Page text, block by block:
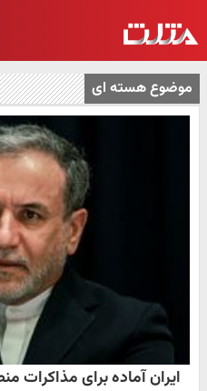
موضوع هسته ای
ایران آماده برای مذاکرات